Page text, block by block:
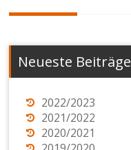
Neueste Beiträge
2022/2023
2021/2022
2020/2021